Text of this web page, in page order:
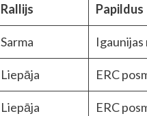
Rallijs Papildus
Sarma
Liepāja ERC
Liepāja ERC